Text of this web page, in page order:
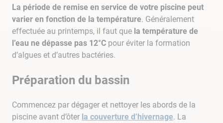
La période de remise en service de votre piscine peut
varier en fonction de la température. Généralement
effectuée au printemps, il faut que la température de
l’eau ne dépasse pas 12°C pour éviter la formation
d’algues et d’autres bactéries.
Préparation du bassin
Commencez par dégager et nettoyer les abords de la
piscine avant d’ôter la couverture d’hivernage. La
10. chlore choc